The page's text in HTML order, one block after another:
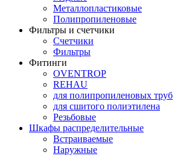
Металлопластиковые
Полипропиленовые
Фильтры и счетчики
Счетчики
Фильтры
Фитинги
OVENTROP
REHAU
для полипропиленовых труб
для сшитого полиэтилена
Резьбовые
Шкафы распределительные
Встраиваемые
Наружные